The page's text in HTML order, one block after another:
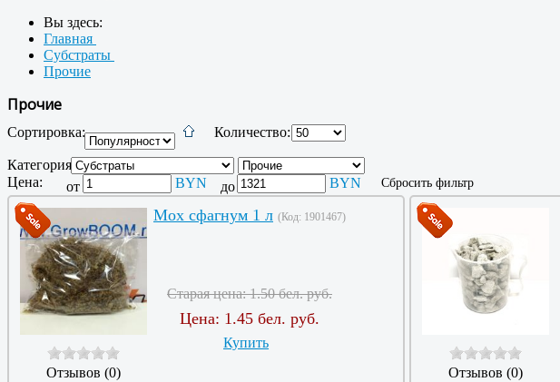
Вы здесь:
Главная
Субстраты
Прочие
Прочие
Сортировка: Количество:
Категория:
Цена:
от BYN до BYN Сбросить фильтр
Отзывов (0)
Мох сфагнум 1 л (Код: 1901467)
Старая цена:1.50 бел. руб.
Цена: 1.45 бел. руб.
Купить
Отзывов (0)